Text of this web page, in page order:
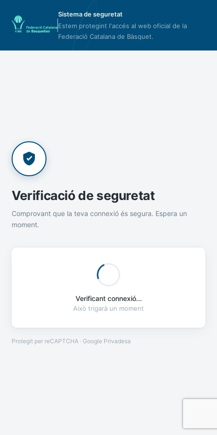
Sistema de seguretat
Estem protegint l'accés al web oficial de la
Federació Catalana de Bàsquet.
Verificació de seguretat
Comprovant que la teva connexió és segura. Espera un
moment.
Verificant connexió...
Això trigarà un moment
Protegit per reCAPTCHA · Google Privadesa